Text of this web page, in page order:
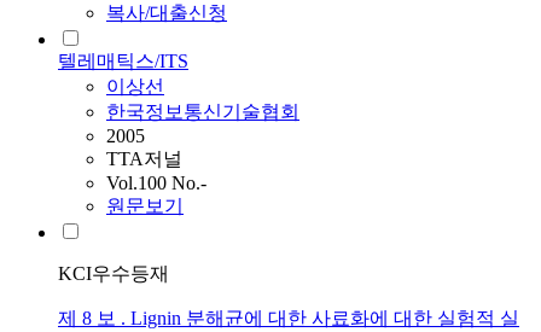
복사/대출신청
텔레매틱스/ITS
이상선
한국정보통신기술협회
2005
TTA저널
Vol.100 No.-
원문보기
KCI우수등재
제 8 보 . Lignin 분해균에 대한 사료화에 대한 실험적 실